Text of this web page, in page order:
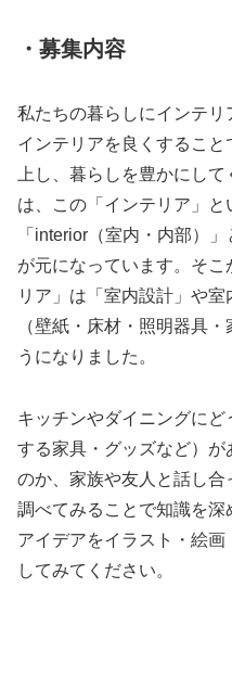
・募集内容
私たちの暮らしにインテ
インテリアを良くするこ
上し、暮らしを豊かにし
は、この「インテリア」と
「interior（室内・内部）
が元になっています。そ
リア」は「室内設計」や室
（壁紙・床材・照明器具
うになりました。
キッチンやダイニングに
する家具・グッズなど）
のか、家族や友人と話し
調べてみることで知識を深
アイデアをイラスト・絵
してみてください。